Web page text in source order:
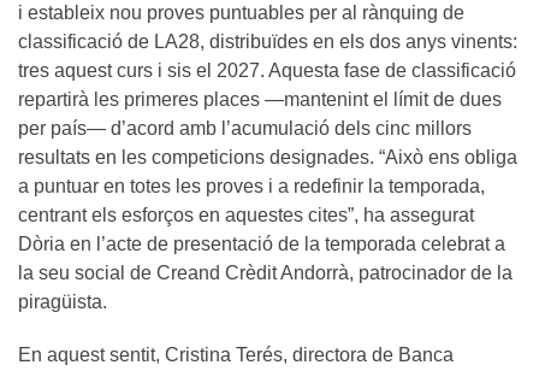
i estableix nou proves puntuables per al rànquing de
classificació de LA28, distribuïdes en els dos anys vinents:
tres aquest curs i sis el 2027. Aquesta fase de classificació
repartirà les primeres places —mantenint el límit de dues
per país— d’acord amb l’acumulació dels cinc millors
resultats en les competicions designades. “Això ens obliga
a puntuar en totes les proves i a redefinir la temporada,
centrant els esforços en aquestes cites”, ha assegurat
Dòria en l’acte de presentació de la temporada celebrat a
la seu social de Creand Crèdit Andorrà, patrocinador de la
piragüista.
En aquest sentit, Cristina Terés, directora de Banca